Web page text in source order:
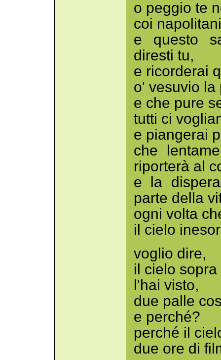
o peggio te
coi
e questo
diresti tu,
e ricorderai
o' vesuvio la
e che pure
tutti ci
e piangerai
che
riporterà al
e la
parte della
ogni volta
il cielo
voglio dire,
il cielo
l'hai visto,
due palle
e perché?
perché il
due ore di